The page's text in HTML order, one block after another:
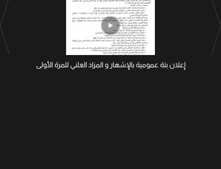
إعلان بتة عمومية بالإشهار و المزاد العلني للمرة الأولى